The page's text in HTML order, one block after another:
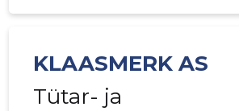
KLAASMERK AS
Tütar- ja